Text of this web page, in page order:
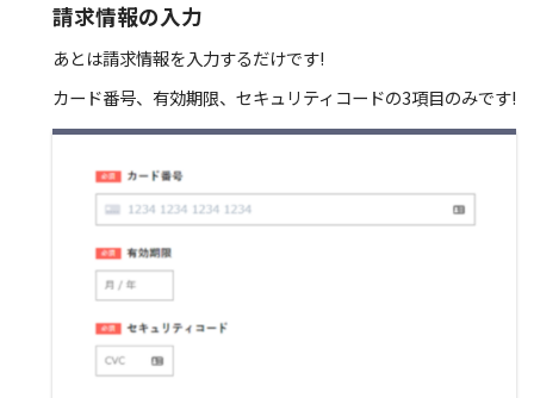
請求情報の入力
あとは請求情報を入力するだけです!
カード番号、有効期限、セキュリティコードの3項目のみです!